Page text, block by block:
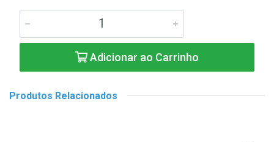
Adicionar ao Carrinho
Produtos Relacionados